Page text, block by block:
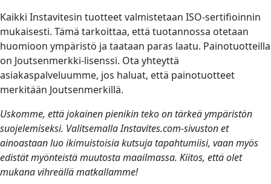
Kaikki Instavitesin tuotteet valmistetaan ISO-sertifioinnin
mukaisesti. Tämä tarkoittaa, että tuotannossa otetaan
huomioon ympäristö ja taataan paras laatu. Painotuotteilla
on Joutsenmerkki-lisenssi. Ota yhteyttä
asiakaspalveluumme, jos haluat, että painotuotteet
merkitään Joutsenmerkillä.
Uskomme, että jokainen pienikin teko on tärkeä ympäristön
suojelemiseksi. Valitsemalla Instavites.com-sivuston et
ainoastaan luo ikimuistoisia kutsuja tapahtumiisi, vaan myös
edistät myönteistä muutosta maailmassa. Kiitos, että olet
mukana vihreällä matkallamme!